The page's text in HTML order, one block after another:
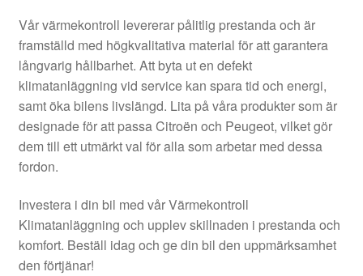
Reklamationsprocedur
Transport
Vagn
Världsomspännande frakt
Villkor
Vår värmekontroll levererar pålitlig prestanda och är
framställd med högkvalitativa material för att garantera
långvarig hållbarhet. Att byta ut en defekt
klimatanläggning vid service kan spara tid och energi,
samt öka bilens livslängd. Lita på våra produkter som är
designade för att passa Citroën och Peugeot, vilket gör
dem till ett utmärkt val för alla som arbetar med dessa
fordon.
Investera i din bil med vår Värmekontroll
Klimatanläggning och upplev skillnaden i prestanda och
komfort. Beställ idag och ge din bil den uppmärksamhet
den förtjänar!